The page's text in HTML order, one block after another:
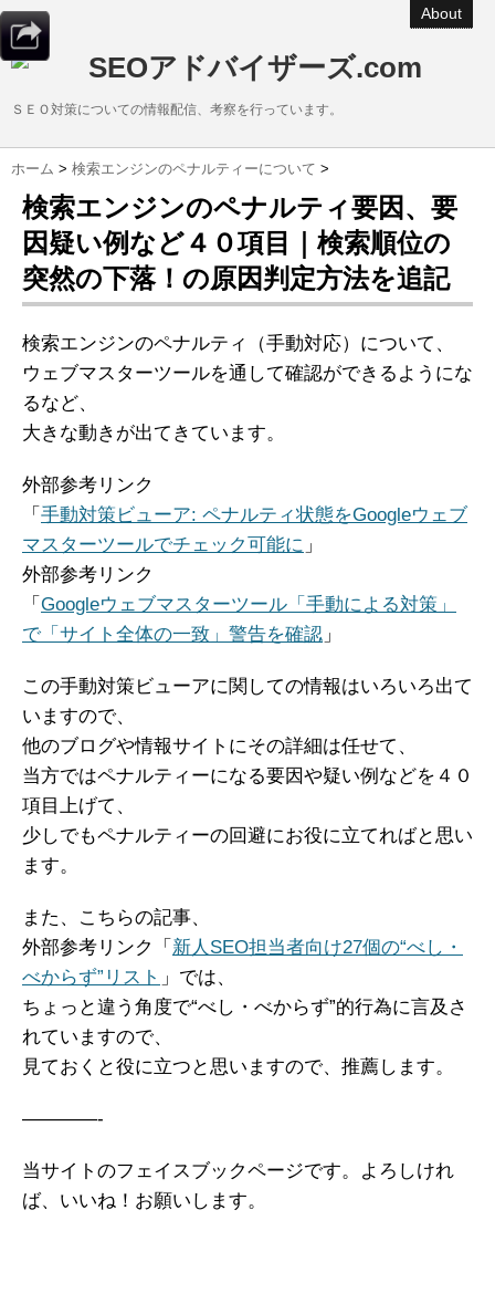
About
SEOアドバイザーズ.com
ＳＥＯ対策についての情報配信、考察を行っています。
ホーム > 検索エンジンのペナルティーについて >
検索エンジンのペナルティ要因、要
因疑い例など４０項目｜検索順位の
突然の下落！の原因判定方法を追記
検索エンジンのペナルティ（手動対応）について、
ウェブマスターツールを通して確認ができるようにな
るなど、
大きな動きが出てきています。
外部参考リンク
「 手動対策ビューア: ペナルティ状態をGoogleウェブ
マスターツールでチェック可能に 」
外部参考リンク
「 Googleウェブマスターツール「手動による対策」
で「サイト全体の一致」警告を確認 」
この手動対策ビューアに関しての情報はいろいろ出て
いますので、
他のブログや情報サイトにその詳細は任せて、
当方ではペナルティーになる要因や疑い例などを４０
項目上げて、
少しでもペナルティーの回避にお役に立てればと思い
ます。
また、こちらの記事、
外部参考リンク「 新人SEO担当者向け27個の“べし・
べからず”リスト 」では、
ちょっと違う角度で“べし・べからず”的行為に言及さ
れていますので、
見ておくと役に立つと思いますので、推薦します。
————-
当サイトのフェイスブックページです。よろしけれ
ば、いいね！お願いします。